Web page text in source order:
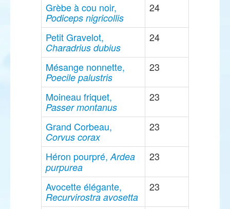
Grèbe à cou noir,
Podiceps nigricollis
24
Petit Gravelot,
Charadrius dubius
24
Mésange nonnette,
Poecile palustris
23
Moineau friquet,
Passer montanus
23
Grand Corbeau,
Corvus corax
23
Héron pourpré, Ardea
purpurea
23
Avocette élégante,
Recurvirostra avosetta
23